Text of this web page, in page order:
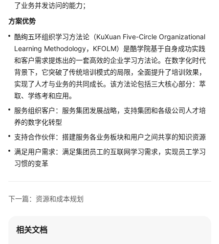
方
案
践
青
软
创
新
团
数
字
化
人
才
解
案
了业务并发访问的能力；
方案优势
酷绚五环组织学习方法论（KuXuan Five-Circle Organizational
Learning Methodology，KFOLM）是酷学院基于自身成功实践
和客户需求提炼出的一套高效的企业学习方法论。在数字化时代
背景下，它突破了传统培训模式的局限，全面提升了培训效果，
实现了人才与业务的共同成长。该方法论包括三大核心部分：萃
取、学练考和应用。
服务组织客户：服务集团发展战略，支持集团和各级公司人才培
养的数字化转型
支持合作伙伴：搭建服务各业务板块和用户之间共享的知识资源
满足用户需求：满足集团员工的互联网学习需求，实现员工学习
习惯的变革
下一篇：资源和成本规划
相关文档